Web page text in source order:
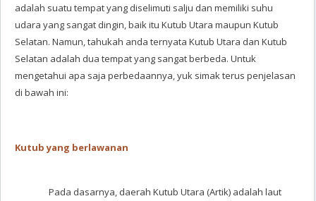
adalah suatu tempat yang diselimuti salju dan memiliki suhu
udara yang sangat dingin, baik itu Kutub Utara maupun Kutub
Selatan. Namun, tahukah anda ternyata Kutub Utara dan Kutub
Selatan adalah dua tempat yang sangat berbeda. Untuk
mengetahui apa saja perbedaannya, yuk simak terus penjelasan
di bawah ini:
Kutub yang berlawanan
Pada dasarnya, daerah Kutub Utara (Artik) adalah laut